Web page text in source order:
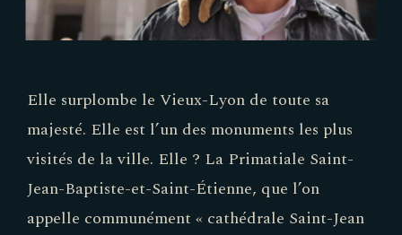
Elle surplombe le Vieux-Lyon de toute sa
majesté. Elle est l’un des monuments les plus
visités de la ville. Elle ? La Primatiale Saint-
Jean-Baptiste-et-Saint-Étienne, que l’on
appelle communément « cathédrale Saint-Jean